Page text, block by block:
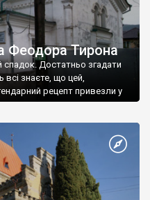
Феодора Тирона
спадок. Достатньо згадати
всі знаєте, що цей,
рецепт привезли у